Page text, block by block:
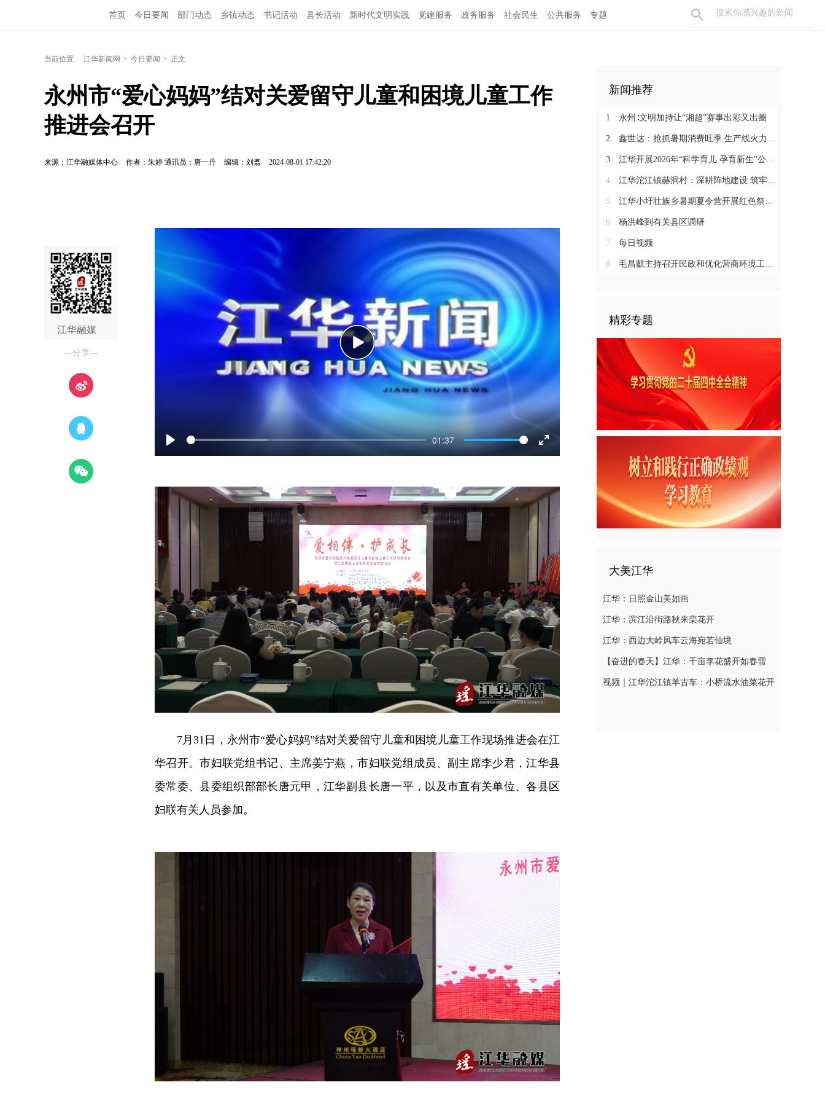
首页 今日要闻 部门动态 乡镇动态 书记活动 县长活动 新时代文明实践 党建服务 政务服务 社会民生 公共服务 专题
当前位置: 江华新闻网 > 今日要闻 > 正文
永州市“爱心妈妈”结对关爱留守儿童和困境儿童工作
推进会召开
来源：江华融媒体中心 作者：朱婷 通讯员：唐一丹 编辑：刘翥 2024-08-01 17:42:20
江华融媒
—分享—
Play
01:37
Enter
Play
7月31日，永州市“爱心妈妈”结对关爱留守儿童和困境儿童工作现场推进会在江
华召开。市妇联党组书记、主席姜宁燕，市妇联党组成员、副主席李少君，江华县
委常委、县委组织部部长唐元甲，江华副县长唐一平，以及市直有关单位、各县区
妇联有关人员参加。
新闻推荐
1 永州∶文明加持让“湘超”赛事出彩又出圈
2 鑫世达：抢抓暑期消费旺季 生产线火力全开
3 江华开展2026年“科学育儿 孕育新生”公益活动
4 江华沱江镇赫洞村：深耕阵地建设 筑牢党建根基
5 江华小圩壮族乡暑期夏令营开展红色祭扫研学活动
6 杨洪峰到有关县区调研
7 每日视频
8 毛昌麒主持召开民政和优化营商环境工作座谈会
精彩专题
大美江华
江华：日照金山美如画
江华：滨江沿街路秋来栾花开
江华：西边大岭风车云海宛若仙境
【奋进的春天】江华：千亩李花盛开如春雪
视频｜江华沱江镇羊古车：小桥流水油菜花开